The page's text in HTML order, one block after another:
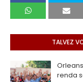
TALVEZ
renda